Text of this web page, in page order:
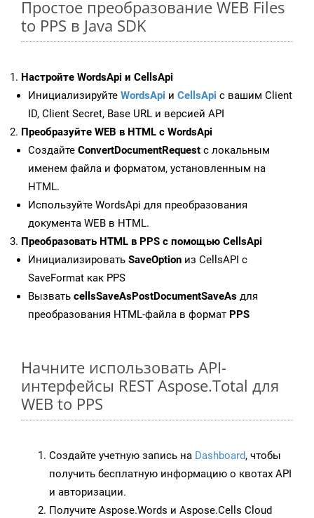
Простое преобразование WEB Files
to PPS в Java SDK
Настройте WordsApi и CellsApi
Инициализируйте WordsApi и CellsApi с вашим Client
ID, Client Secret, Base URL и версией API
Преобразуйте WEB в HTML с WordsApi
Создайте ConvertDocumentRequest с локальным
именем файла и форматом, установленным на
HTML.
Используйте WordsApi для преобразования
документа WEB в HTML.
Преобразовать HTML в PPS с помощью CellsApi
Инициализировать SaveOption из CellsAPI с
SaveFormat как PPS
Вызвать cellsSaveAsPostDocumentSaveAs для
преобразования HTML-файла в формат PPS
Начните использовать API-
интерфейсы REST Aspose.Total для
WEB to PPS
Создайте учетную запись на Dashboard, чтобы
получить бесплатную информацию о квотах API
и авторизации.
Получите Aspose.Words и Aspose.Cells Cloud